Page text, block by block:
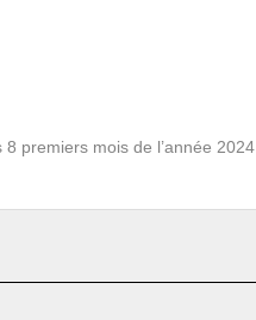
premiers mois de l’année